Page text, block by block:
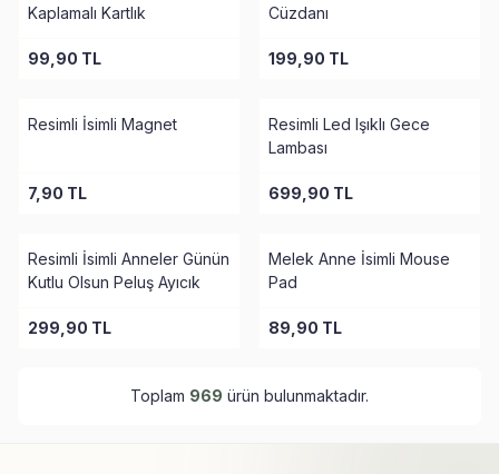
Kaplamalı Kartlık
99,90 TL
Cüzdanı
199,90 TL
Resimli İsimli Magnet
7,90 TL
Resimli Led Işıklı Gece
Lambası
699,90 TL
Resimli İsimli Anneler Günün
Kutlu Olsun Peluş Ayıcık
299,90 TL
Melek Anne İsimli Mouse
Pad
89,90 TL
Toplam 969 ürün bulunmaktadır.